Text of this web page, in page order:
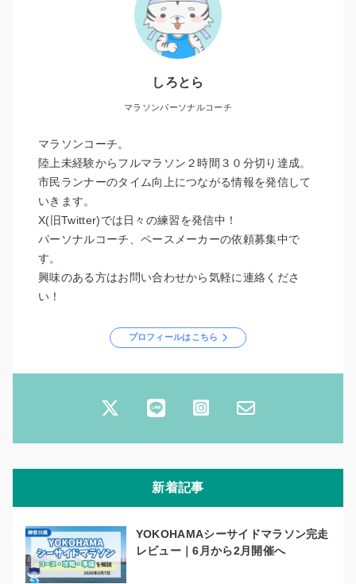
しろとら
マラソンパーソナルコーチ
マラソンコーチ。
陸上未経験からフルマラソン２時間３０分切り達成。
市民ランナーのタイム向上につながる情報を発信して
いきます。
X(旧Twitter)では日々の練習を発信中！
パーソナルコーチ、ペースメーカーの依頼募集中で
す。
興味のある方はお問い合わせから気軽に連絡くださ
い！
プロフィールはこちら
新着記事
YOKOHAMAシーサイドマラソン完走
レビュー｜6月から2月開催へ